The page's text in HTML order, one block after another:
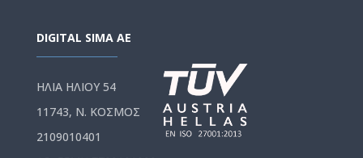
DIGITAL SIMA AE
ΗΛΙΑ ΗΛΙΟΥ 54
11743, Ν. ΚΟΣΜΟΣ
2109010401